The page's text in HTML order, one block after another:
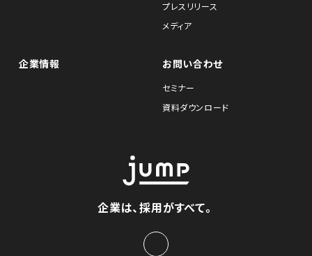
プレスリリース
メディア
企業情報 お問い合わせ
セミナー
資料ダウンロード
企業は、採用がすべて。